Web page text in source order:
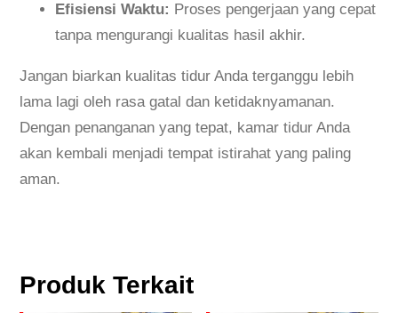
Efisiensi Waktu: Proses pengerjaan yang cepat
tanpa mengurangi kualitas hasil akhir.
Jangan biarkan kualitas tidur Anda terganggu lebih
lama lagi oleh rasa gatal dan ketidaknyamanan.
Dengan penanganan yang tepat, kamar tidur Anda
akan kembali menjadi tempat istirahat yang paling
aman.
Produk Terkait